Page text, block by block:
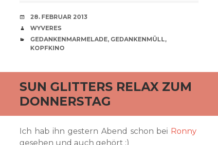
VERABREDUNG
28. FEBRUAR 2013
VERFASSER
WYVERES
CATEGORIES
GEDANKENMARMELADE, GEDANKENMÜLL,
KOPFKINO
SUN GLITTERS RELAX ZUM
DONNERSTAG
Ich hab ihn gestern Abend schon bei Ronny
gesehen und auch gehört ;)